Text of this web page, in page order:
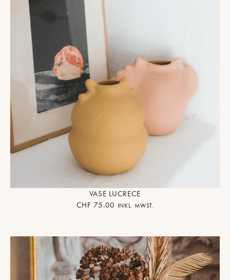
VASE LUCRECE
CHF 75.00 INKL. MWST.